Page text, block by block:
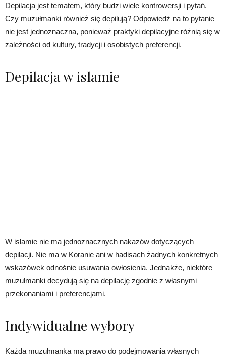
Depilacja jest tematem, który budzi wiele kontrowersji i pytań.
Czy muzułmanki również się depilują? Odpowiedź na to pytanie
nie jest jednoznaczna, ponieważ praktyki depilacyjne różnią się w
zależności od kultury, tradycji i osobistych preferencji.
Depilacja w islamie
W islamie nie ma jednoznacznych nakazów dotyczących
depilacji. Nie ma w Koranie ani w hadisach żadnych konkretnych
wskazówek odnośnie usuwania owłosienia. Jednakże, niektóre
muzułmanki decydują się na depilację zgodnie z własnymi
przekonaniami i preferencjami.
Indywidualne wybory
Każda muzułmanka ma prawo do podejmowania własnych